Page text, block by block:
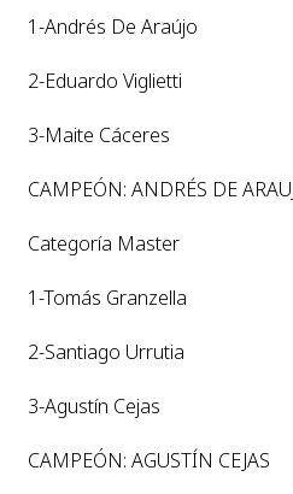
1-Andrés De Araújo
2-Eduardo Viglietti
3-Maite Cáceres
CAMPEÓN: ANDRÉS DE
Categoría Master
1-Tomás Granzella
2-Santiago Urrutia
3-Agustín Cejas
CAMPEÓN: AGUSTÍN CEJAS